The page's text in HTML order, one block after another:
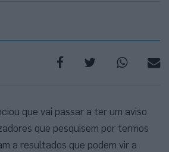
que vai passar a ter um aviso
que pesquisem por termos
a resultados que podem vir a